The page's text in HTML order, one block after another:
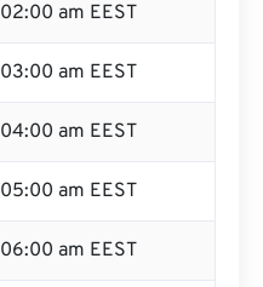
02:00 am EEST
03:00 am EEST
04:00 am EEST
05:00 am EEST
06:00 am EEST